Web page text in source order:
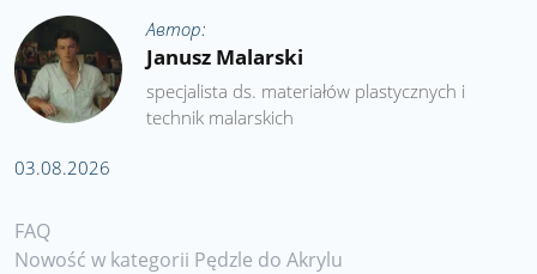
Автор:
Janusz Malarski
specjalista ds. materiałów plastycznych i
technik malarskich
03.08.2026
FAQ
Nowość w kategorii Pędzle do Akrylu